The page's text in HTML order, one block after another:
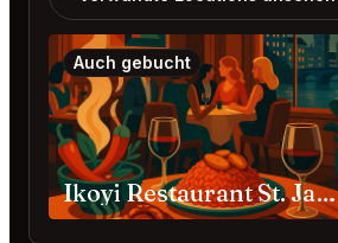
Auch gebucht
Ikoyi Restaurant St. James's London